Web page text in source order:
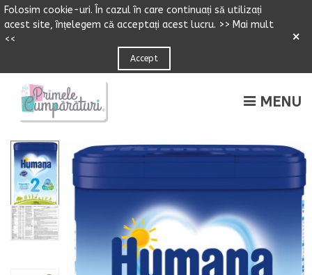
Folosim cookie-uri. n cazulîn care continuați să utilizați
acest site,înțelegem că acceptați acest lucru. >> Mai mult
<<
Accept
×
MENU